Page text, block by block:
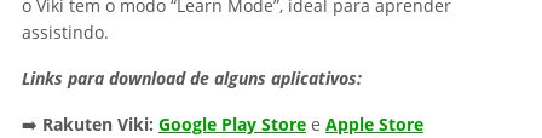
o Viki tem o modo “Learn Mode”, ideal para aprender
assistindo.
Links para download de alguns aplicativos:
➡️ Rakuten Viki: Google Play Store e Apple Store